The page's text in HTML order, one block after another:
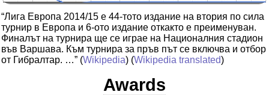
“Лига Европа 2014/15 е 44-тото издание на втория по сила
турнир в Европа и 6-ото издание откакто е преименуван.
Финалът на турнира ще се играе на Националния стадион
във Варшава. Към турнира за пръв път се включва и отбор
от Гибралтар. …” (Wikipedia) (Wikipedia translated)
Awards